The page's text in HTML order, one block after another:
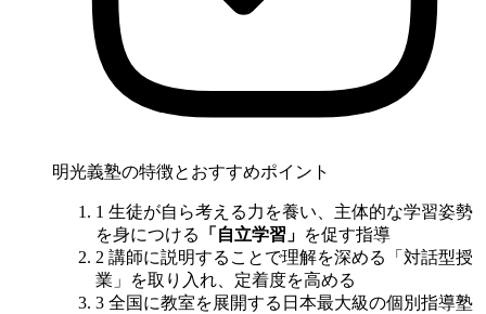
明光義塾の特徴とおすすめポイント
1 生徒が自ら考える力を養い、主体的な学習姿勢
を身につける
「自立学習」 を促す指導
2 講師に説明することで理解を深める「対話型授
業」を取り入れ、定着度を高める
3 全国に教室を展開する日本最大級の個別指導塾